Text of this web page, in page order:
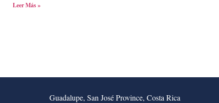
Leer Más »
Guadalupe, San José Province, Costa Rica